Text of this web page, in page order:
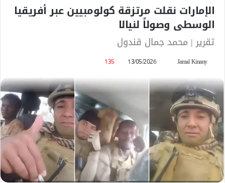
الإمارات نقلت مرتزقة كولومبيين عبر أفريقيا
الوسطى وصولاً لنيالا
تقرير | محمد جمال قندول
Jamal Kinany
س
ي
د
ا
إ
13/05/2026
135